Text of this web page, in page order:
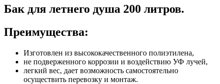
Бак для летнего душа 200 литров.
Преимущества:
Изготовлен из высококачественного полиэтилена,
не подверженного коррозии и воздействию УФ лучей,
легкий вес, дает возможность самостоятельно
осуществить перевозку и монтаж.